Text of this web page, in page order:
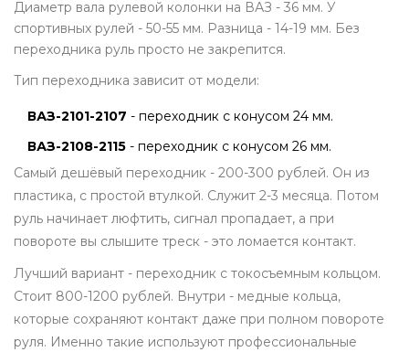
Диаметр вала рулевой колонки на ВАЗ - 36 мм. У
спортивных рулей - 50-55 мм. Разница - 14-19 мм. Без
переходника руль просто не закрепится.
Тип переходника зависит от модели:
ВАЗ-2101-2107 - переходник с конусом 24 мм.
ВАЗ-2108-2115 - переходник с конусом 26 мм.
Самый дешёвый переходник - 200-300 рублей. Он из
пластика, с простой втулкой. Служит 2-3 месяца. Потом
руль начинает люфтить, сигнал пропадает, а при
повороте вы слышите треск - это ломается контакт.
Лучший вариант - переходник с токосъемным кольцом.
Стоит 800-1200 рублей. Внутри - медные кольца,
которые сохраняют контакт даже при полном повороте
руля. Именно такие используют профессиональные